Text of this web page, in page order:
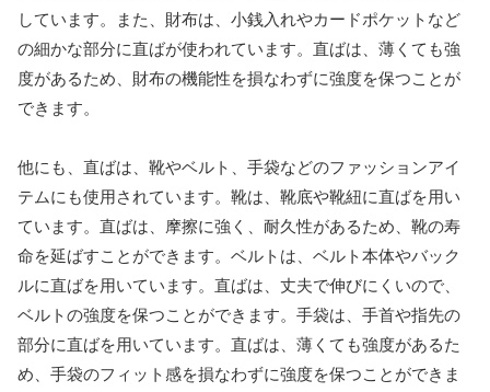
しています。また、財布は、小銭入れやカードポケットなど
の細かな部分に直ばが使われています。直ばは、薄くても強
度があるため、財布の機能性を損なわずに強度を保つことが
できます。
他にも、直ばは、靴やベルト、手袋などのファッションアイ
テムにも使用されています。靴は、靴底や靴紐に直ばを用い
ています。直ばは、摩擦に強く、耐久性があるため、靴の寿
命を延ばすことができます。ベルトは、ベルト本体やバック
ルに直ばを用いています。直ばは、丈夫で伸びにくいので、
ベルトの強度を保つことができます。手袋は、手首や指先の
部分に直ばを用いています。直ばは、薄くても強度があるた
め、手袋のフィット感を損なわずに強度を保つことができま